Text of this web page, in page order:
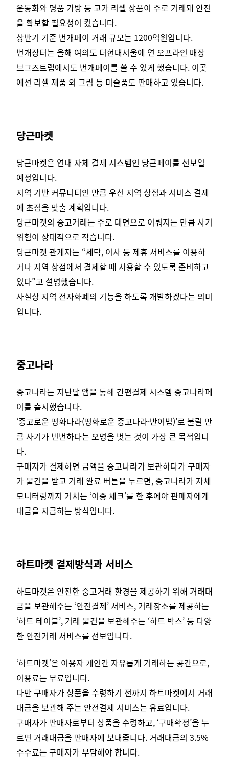
운동화와 명품 가방 등 고가 리셀 상품이 주로 거래돼 안전
을 확보할 필요성이 컸습니다.
상반기 기준 번개페이 거래 규모는 1200억원입니다.
번개장터는 올해 여의도 더현대서울에 연 오프라인 매장
브그즈트랩에서도 번개페이를 쓸 수 있게 했습니다. 이곳
에선 리셀 제품 외 그림 등 미술품도 판매하고 있습니다.
당근마켓
당근마켓은 연내 자체 결제 시스템인 당근페이를 선보일
예정입니다.
지역 기반 커뮤니티인 만큼 우선 지역 상점과 서비스 결제
에 초점을 맞출 계획입니다.
당근마켓의 중고거래는 주로 대면으로 이뤄지는 만큼 사기
위험이 상대적으로 작습니다.
당근마켓 관계자는 “세탁, 이사 등 제휴 서비스를 이용하
거나 지역 상점에서 결제할 때 사용할 수 있도록 준비하고
있다”고 설명했습니다.
사실상 지역 전자화폐의 기능을 하도록 개발하겠다는 의미
입니다.
중고나라
중고나라는 지난달 앱을 통해 간편결제 시스템 중고나라페
이를 출시했습니다.
‘중고로운 평화나라(평화로운 중고나라·반어법)’로 불릴 만
큼 사기가 빈번하다는 오명을 벗는 것이 가장 큰 목적입니
다.
구매자가 결제하면 금액을 중고나라가 보관하다가 구매자
가 물건을 받고 거래 완료 버튼을 누르면, 중고나라가 자체
모니터링까지 거치는 ‘이중 체크’를 한 후에야 판매자에게
대금을 지급하는 방식입니다.
하트마켓 결제방식과 서비스
하트마켓은 안전한 중고거래 환경을 제공하기 위해 거래대
금을 보관해주는 ‘안전결제’ 서비스, 거래장소를 제공하는
‘하트 테이블’, 거래 물건을 보관해주는 ‘하트 박스’ 등 다양
한 안전거래 서비스를 선보입니다.
‘하트마켓’은 이용자 개인간 자유롭게 거래하는 공간으로,
이용료는 무료입니다.
다만 구매자가 상품을 수령하기 전까지 하트마켓에서 거래
대금을 보관해 주는 안전결제 서비스는 유료입니다.
구매자가 판매자로부터 상품을 수령하고, ‘구매확정’을 누
르면 거래대금을 판매자에 보내줍니다. 거래대금의 3.5%
수수료는 구매자가 부담해야 합니다.